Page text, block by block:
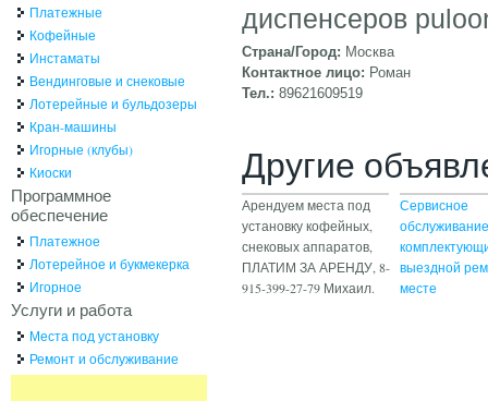
диспенсеров
Страна/Город: Москва
Контактное лицо: Роман
Тел.: 89621609519
Другие
Арендуем места под
установку кофейных,
снековых аппаратов,
ПЛАТИМ ЗА АРЕНДУ, 8-
915-399-27-79 Михаил.
Сервисное
обслуживание
выездной
месте
Платежные
Кофейные
Инстаматы
Вендинговые и снековые
Лотерейные и бульдозеры
Кран-машины
Игорные (клубы)
Киоски
Программное
обеспечение
Платежное
Лотерейное и букмекерка
Игорное
Услуги и работа
Места под установку
Ремонт и обслуживание